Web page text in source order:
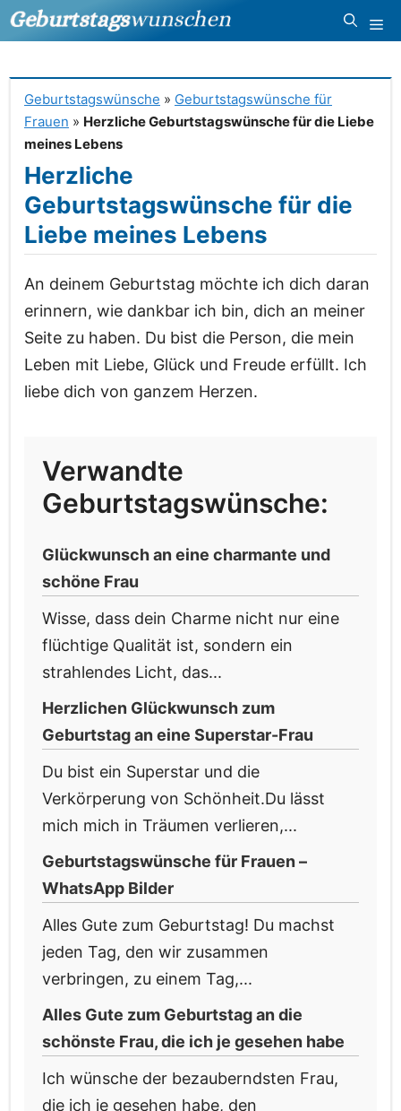
Zum
Inhalt
Geburtstagswünsche » Geburtstagswünsche für
Frauen » Herzliche Geburtstagswünsche für die Liebe
meines Lebens
Herzliche
Geburtstagswünsche für die
Liebe meines Lebens
An deinem Geburtstag möchte ich dich daran
erinnern, wie dankbar ich bin, dich an meiner
Seite zu haben. Du bist die Person, die mein
Leben mit Liebe, Glück und Freude erfüllt. Ich
liebe dich von ganzem Herzen.
Verwandte
Geburtstagswünsche:
Glückwunsch an eine charmante und
schöne Frau
Wisse, dass dein Charme nicht nur eine
flüchtige Qualität ist, sondern ein
strahlendes Licht, das...
Herzlichen Glückwunsch zum
Geburtstag an eine Superstar-Frau
Du bist ein Superstar und die
Verkörperung von Schönheit.Du lässt
mich mich in Träumen verlieren,...
Geburtstagswünsche für Frauen –
WhatsApp Bilder
Alles Gute zum Geburtstag! Du machst
jeden Tag, den wir zusammen
verbringen, zu einem Tag,...
Alles Gute zum Geburtstag an die
schönste Frau, die ich je gesehen habe
Ich wünsche der bezauberndsten Frau,
die ich je gesehen habe, den